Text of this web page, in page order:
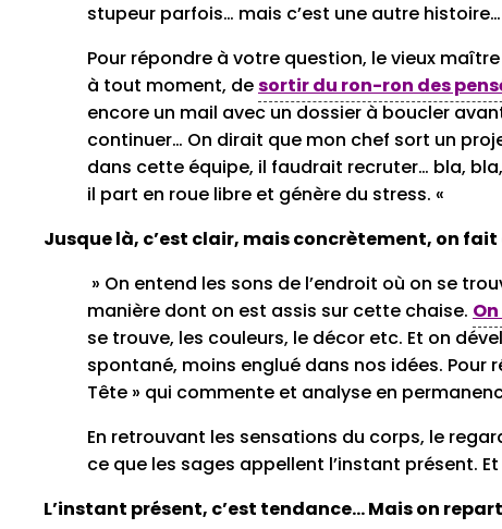
stupeur parfois… mais c’est une autre histoire…
Pour répondre à votre question, le vieux
à tout moment, desortir du ron-ron des
encore un mail avec un dossier à boucler
continuer… On dirait que mon chef sort un
dans cette équipe, il faudrait recruter… bla,
il part en roue libre et génère du stress. «
Jusque là, c’est clair, mais concrètement, on
» On entend les sons de l’endroit où on se
manière dont on est assis sur cette chaise.
se trouve, les couleurs, le décor etc. Et on
spontané, moins englué dans nos idées. Pour
Tête » qui commente et analyse en
En retrouvant les sensations du corps, le
ce que les sages appellent l’instant présent.
L’instant présent, c’est tendance… Mais on